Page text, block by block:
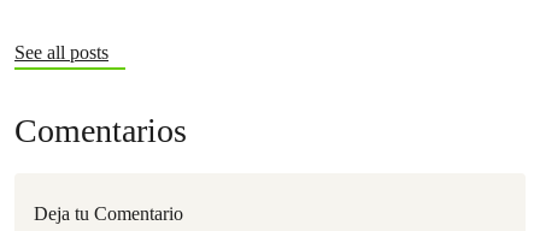
See all posts
Comentarios
Deja tu Comentario